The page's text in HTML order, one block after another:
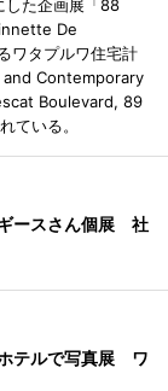
した企画展「88
De
ワタプルワ住宅計
and Contemporary
Boulevard, 89
ている。
ースさん個展 社
テルで写真展 ワ